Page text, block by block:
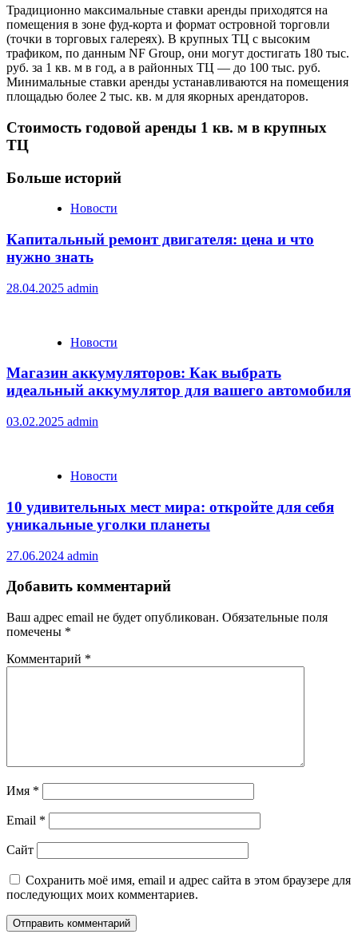
Традиционно максимальные ставки аренды приходятся на
помещения в зоне фуд-корта и формат островной торговли
(точки в торговых галереях). В крупных ТЦ с высоким
трафиком, по данным NF Group, они могут достигать 180 тыс.
руб. за 1 кв. м в год, а в районных ТЦ — до 100 тыс. руб.
Минимальные ставки аренды устанавливаются на помещения
площадью более 2 тыс. кв. м для якорных арендаторов.
Стоимость годовой аренды 1 кв. м в крупных
ТЦ
Больше историй
Новости
Капитальный ремонт двигателя: цена и что
нужно знать
28.04.2025 admin
Новости
Магазин аккумуляторов: Как выбрать
идеальный аккумулятор для вашего автомобиля
03.02.2025 admin
Новости
10 удивительных мест мира: откройте для себя
уникальные уголки планеты
27.06.2024 admin
Добавить комментарий
Ваш адрес email не будет опубликован. Обязательные поля
помечены *
Комментарий *
Имя *
Email *
Сайт
Сохранить моё имя, email и адрес сайта в этом браузере для
последующих моих комментариев.